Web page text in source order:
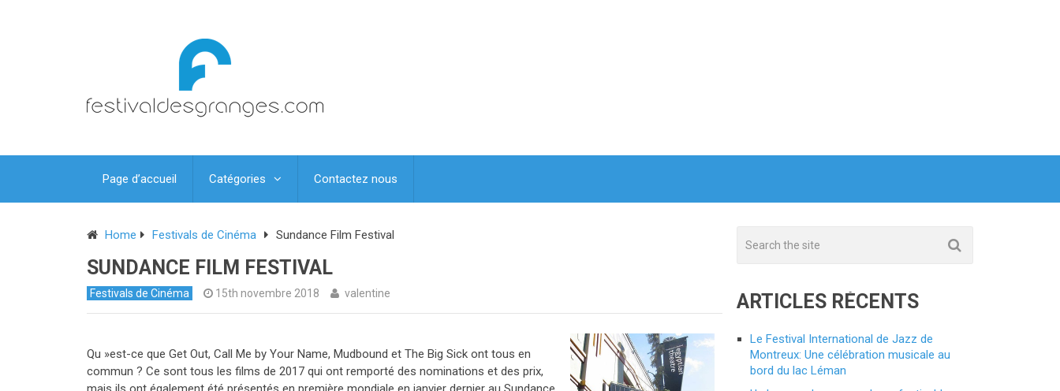
Page d’accueil Catégories Contactez nous
Home Festivals de Cinéma Sundance Film Festival
SUNDANCE FILM FESTIVAL
Festivals de Cinéma 15th novembre 2018 valentine
Qu »est-ce que Get Out, Call Me by Your Name, Mudbound et The Big Sick ont tous en
commun ? Ce sont tous les films de 2017 qui ont remporté des nominations et des prix,
ARTICLES RÉCENTS
Le Festival International de Jazz de
Montreux: Une célébration musicale au
bord du lac Léman